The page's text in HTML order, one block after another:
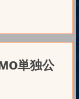
単独公